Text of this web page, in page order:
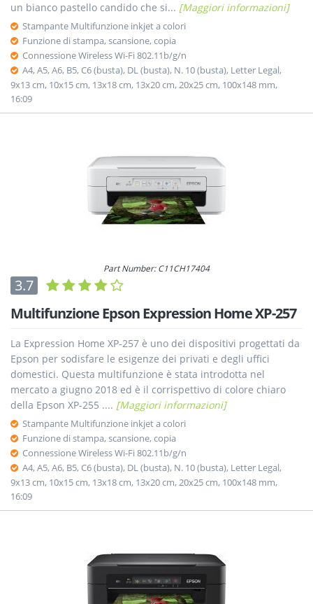
un bianco pastello candido che si... [Maggiori informazioni]
Stampante Multifunzione inkjet a colori
Funzione di stampa, scansione, copia
Connessione Wireless Wi-Fi 802.11b/g/n
A4, A5, A6, B5, C6 (busta), DL (busta), N. 10 (busta), Letter Legal,
9x13 cm, 10x15 cm, 13x18 cm, 13x20 cm, 20x25 cm, 100x148 mm,
16:09
Part Number: C11CH17404
3.7
Multifunzione Epson Expression Home XP-257
La Expression Home XP-257 è uno dei dispositivi progettati da
Epson per sodisfare le esigenze dei privati e degli uffici
domestici. Questa multifunzione è stata introdotta nel
mercato a giugno 2018 ed è il corrispettivo di colore chiaro
della Epson XP-255 .... [Maggiori informazioni]
Stampante Multifunzione inkjet a colori
Funzione di stampa, scansione, copia
Connessione Wireless Wi-Fi 802.11b/g/n
A4, A5, A6, B5, C6 (busta), DL (busta), N. 10 (busta), Letter Legal,
9x13 cm, 10x15 cm, 13x18 cm, 13x20 cm, 20x25 cm, 100x148 mm,
16:09